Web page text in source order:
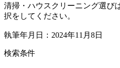
清掃・ハウスクリーニング選び
択をしてください。
執筆年月日：2024年11月8日
検索条件